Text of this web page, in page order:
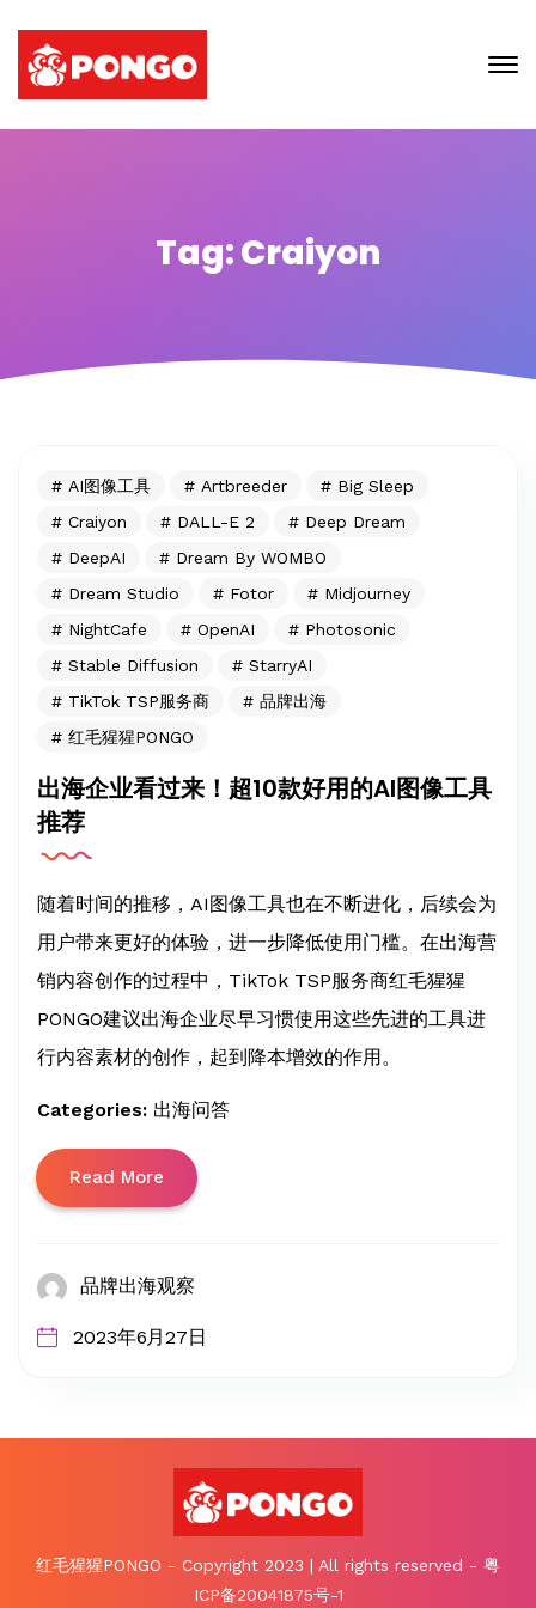
Tag: Craiyon
AI图像工具 Artbreeder
Big Sleep
Craiyon
DALL-E 2
Deep Dream
DeepAI
Dream By WOMBO
Dream Studio
Fotor
Midjourney
NightCafe
OpenAI
Photosonic
Stable Diffusion
StarryAI
TikTok TSP服务商
品牌出海
红毛猩猩PONGO
出海企业看过来！超10款好用的AI图像工具
推荐
随着时间的推移，AI图像工具也在不断进化，后续会为
用户带来更好的体验，进一步降低使用门槛。在出海营
销内容创作的过程中，TikTok TSP服务商红毛猩猩
PONGO建议出海企业尽早习惯使用这些先进的工具进
行内容素材的创作，起到降本增效的作用。
Categories: 出海问答
Read More
品牌出海观察
2023年6月27日
红毛猩猩PONGO - Copyright 2023 | All rights reserved - 粤
ICP备20041875号-1